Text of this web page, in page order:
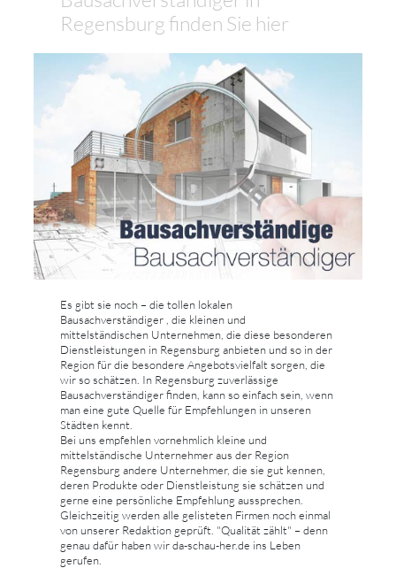
Regensburg finden Sie hier
Es gibt sie noch – die tollen lokalen
Bausachverständiger , die kleinen und
mittelständischen Unternehmen, die diese besonderen
Dienstleistungen in Regensburg anbieten und so in der
Region für die besondere Angebotsvielfalt sorgen, die
wir so schätzen. In Regensburg zuverlässige
Bausachverständiger finden, kann so einfach sein, wenn
man eine gute Quelle für Empfehlungen in unseren
Städten kennt.
Bei uns empfehlen vornehmlich kleine und
mittelständische Unternehmer aus der Region
Regensburg andere Unternehmer, die sie gut kennen,
deren Produkte oder Dienstleistung sie schätzen und
gerne eine persönliche Empfehlung aussprechen.
Gleichzeitig werden alle gelisteten Firmen noch einmal
von unserer Redaktion geprüft. "Qualität zählt" – denn
genau dafür haben wir da-schau-her.de ins Leben
gerufen.